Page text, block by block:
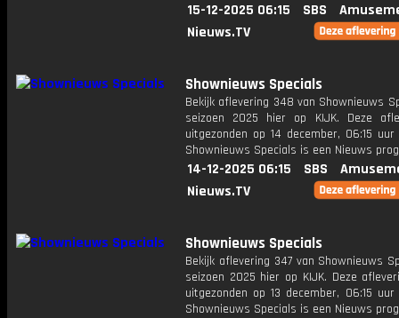
15-12-2025 06:15 SBS
Nieuws.TV
Shownieuws Specials
Bekijk aflevering 348 van Shownieuws
seizoen 2025 hier op KIJK. Deze
uitgezonden op 14 december, 06:15
Shownieuws Specials is een Nieuws
14-12-2025 06:15 SBS
Nieuws.TV
Shownieuws Specials
Bekijk aflevering 347 van Shownieuws
seizoen 2025 hier op KIJK. Deze
uitgezonden op 13 december, 06:15
Shownieuws Specials is een Nieuws